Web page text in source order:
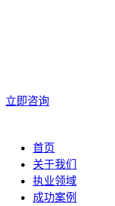
立即咨询
首页
关于我们
执业领域
成功案例